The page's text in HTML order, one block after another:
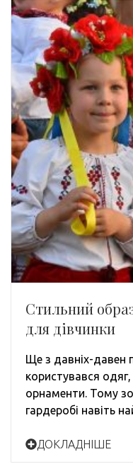
Стильний
для дівчинки
Ще з давніх-давен
користувався
орнаменти. Тому
гардеробі навіть
ДОКЛАДНІШЕ